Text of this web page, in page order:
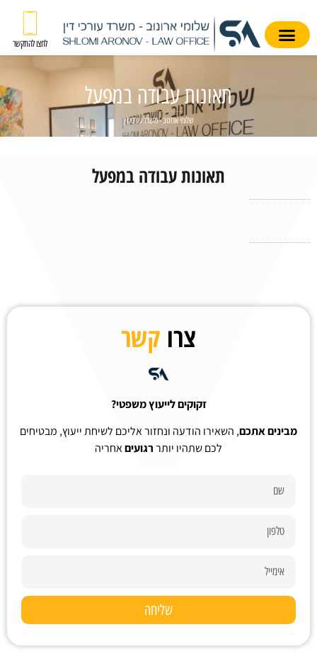
לחצו להתקשר
תאונות עבודה במפעל
שלומי ארונוב - משרד עורכי דין
תאונות עבודה במפעל
צרו קשר
זקוקים לייעוץ משפטי?
מבינים אתכם, השאירו הודעה ונחזור אליכם לשיחת ייעוץ, מבטיחים
לכם שתהיו יותררגועיםאחריה
שליחה